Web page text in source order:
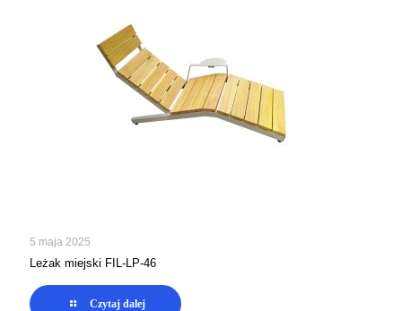
5 maja 2025
Leżak miejski FIL-LP-46
Czytaj dalej